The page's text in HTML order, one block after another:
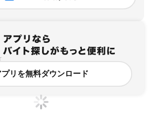
プリを無料ダウンロード